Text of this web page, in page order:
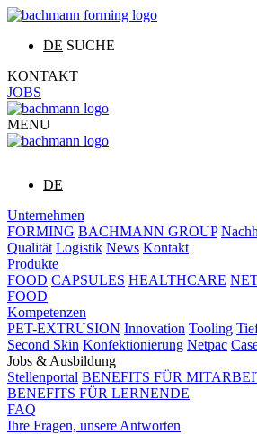
DE SUCHE
KONTAKT
JOBS
MENU
DE
Unternehmen
FORMING BACHMANN GROUP
Qualität Logistik News Kontakt
Produkte
FOOD CAPSULES HEALTHCARE
FOOD
Kompetenzen
PET-EXTRUSION Innovation Tooling
Second Skin Konfektionierung Netpac
Jobs & Ausbildung
Stellenportal BENEFITS FÜR
BENEFITS FÜR LERNENDE
FAQ
Ihre Fragen, unsere Antworten